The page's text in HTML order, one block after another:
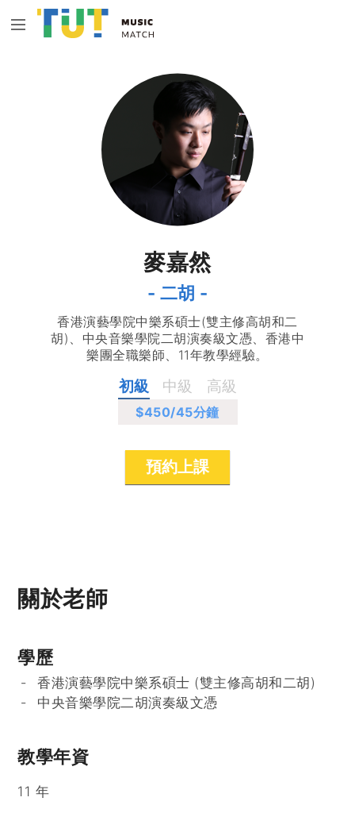
麥嘉然
- 二胡 -
香港演藝學院中樂系碩士(雙主修高胡和二
胡)、中央音樂學院二胡演奏級文憑、香港中
樂團全職樂師、11年教學經驗。
初級 中級 高級
$450/45分鐘
預約上課
關於老師
學歷
香港演藝學院中樂系碩士 (雙主修高胡和二胡)
中央音樂學院二胡演奏級文憑
教學年資
11 年